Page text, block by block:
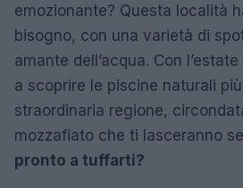
emozionante? Questa località
bisogno, con una varietà di
amante dell’acqua. Con
a scoprire le piscine naturali
straordinaria regione,
mozzafiato che ti lasceranno
pronto a tuffarti?